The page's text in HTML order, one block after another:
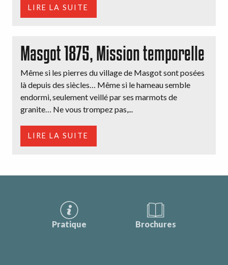
LIRE LA SUITE
Masgot 1875, Mission temporelle
Même si les pierres du village de Masgot sont posées
là depuis des siècles… Même si le hameau semble
endormi, seulement veillé par ses marmots de
granite… Ne vous trompez pas,...
LIRE LA SUITE
Pratique Brochures